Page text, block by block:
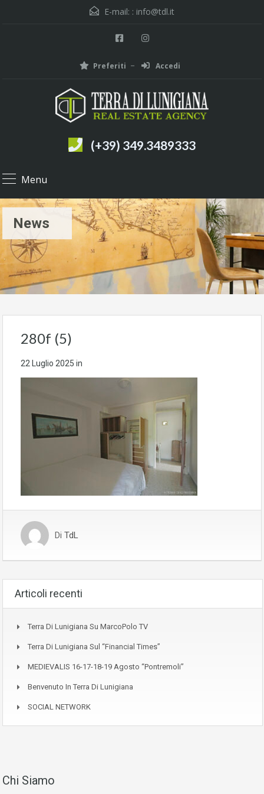
E-mail: : info@tdl.it
Preferiti Accedi
(+39) 349.3489333
Menu
News
280f (5)
22 Luglio 2025 in
Di TdL
Articoli recenti
Terra Di Lunigiana Su MarcoPolo TV
Terra Di Lunigiana Sul “Financial Times”
MEDIEVALIS 16-17-18-19 Agosto “Pontremoli”
Benvenuto In Terra Di Lunigiana
SOCIAL NETWORK
Chi Siamo